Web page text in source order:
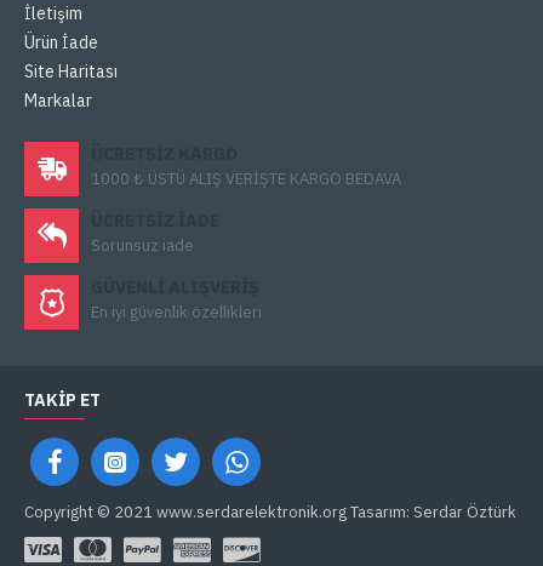
İletişim
Ürün İade
Site Haritası
Markalar
1000 ₺ ÜSTÜ ALIŞ VERİŞTE KARGO BEDAVA
Sorunsuz iade
En iyi güvenlik özellikleri
TAKIP ET
Copyright © 2021 www.serdarelektronik.org Tasarım: Serdar Öztürk